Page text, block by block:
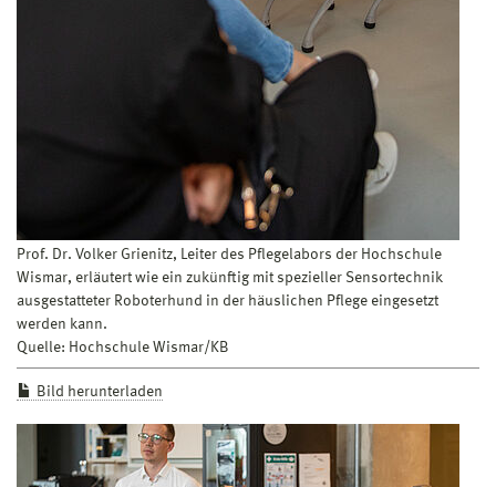
Prof. Dr. Volker Grienitz, Leiter des Pflegelabors der Hochschule
Wismar, erläutert wie ein zukünftig mit spezieller Sensortechnik
ausgestatteter Roboterhund in der häuslichen Pflege eingesetzt
werden kann.
Quelle: Hochschule Wismar/KB
Bild herunterladen